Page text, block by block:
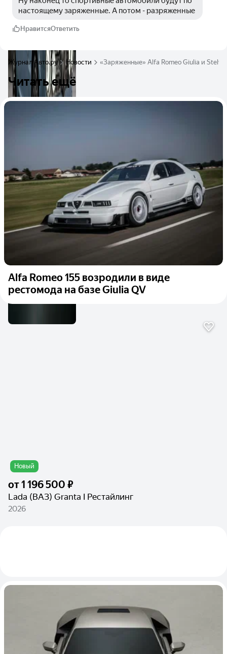
настоящему заряженные. А потом - разряженные
НравитсяОтветить
Журнал Авто.ру Новости «Заряженные» Alfa Romeo Giulia и
Читать ещё
Alfa Romeo 155 возродили в виде
рестомода на базе Giulia QV
Новый
от1 196 500 ₽
Lada (ВАЗ) Granta I Рестайлинг
2026